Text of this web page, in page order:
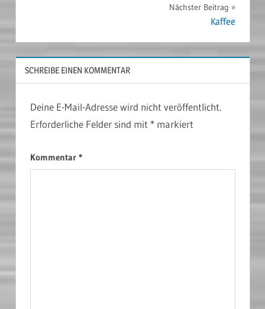
Nächster Beitrag
Kaffee
SCHREIBE EINEN KOMMENTAR
Deine E-Mail-Adresse wird nicht veröffentlicht.
Erforderliche Felder sind mit *markiert
Kommentar *